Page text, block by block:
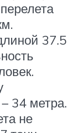
37.5
34 метра.
не